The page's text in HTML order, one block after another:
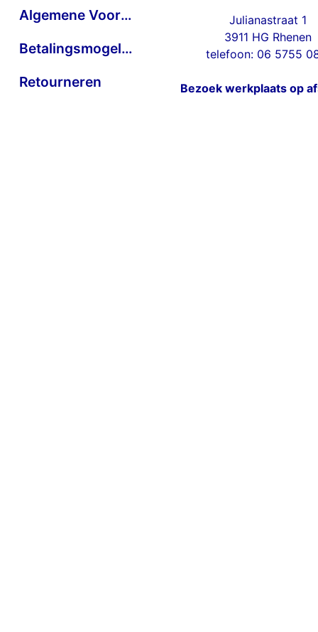
Algemene Voorwaarden
Betalingsmogelijkheden
Retourneren
Julianastraat 1
3911 HG Rhenen
telefoon: 06 5755
Bezoek werkplaats op